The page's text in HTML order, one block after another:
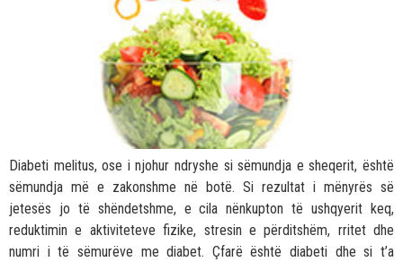
Diabeti melitus, ose i njohur ndryshe si sëmundja e sheqerit, është
sëmundja më e zakonshme në botë. Si rezultat i mënyrës së
jetesës jo të shëndetshme, e cila nënkupton të ushqyerit keq,
reduktimin e aktiviteteve fizike, stresin e përditshëm, rritet dhe
numri i të sëmurëve me diabet. Çfarë është diabeti dhe si t’a